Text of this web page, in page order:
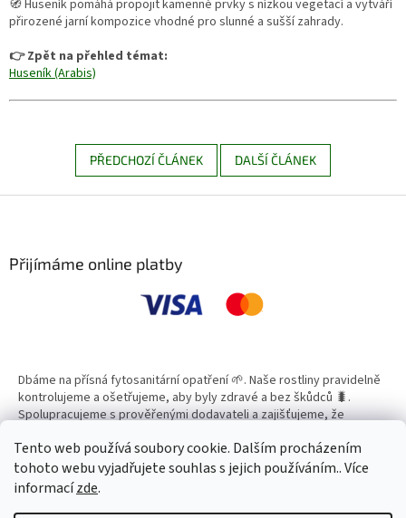
Tento web používá soubory cookie. Dalším procházením
tohoto webu vyjadřujete souhlas s jejich používáním.. Více
informacízde.
🧭 Huseník pomáhá propojit kamenné prvky s nízkou vegetací a vytváří
přirozené jarní kompozice vhodné pro slunné a sušší zahrady.
👉 Zpět na přehled témat:
Huseník (Arabis)
PŘEDCHOZÍ ČLÁNEK DALŠÍ ČLÁNEK
Přijímáme online platby
Dbáme na přísná fytosanitární opatření 🌱. Naše rostliny pravidelně
kontrolujeme a ošetřujeme, aby byly zdravé a bez škůdců 🐛.
Spolupracujeme s prověřenými dodavateli a zajišťujeme, že